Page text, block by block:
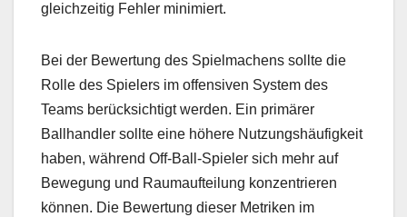
gleichzeitig Fehler minimiert.
Bei der Bewertung des Spielmachens sollte die
Rolle des Spielers im offensiven System des
Teams berücksichtigt werden. Ein primärer
Ballhandler sollte eine höhere Nutzungshäufigkeit
haben, während Off-Ball-Spieler sich mehr auf
Bewegung und Raumaufteilung konzentrieren
können. Die Bewertung dieser Metriken im